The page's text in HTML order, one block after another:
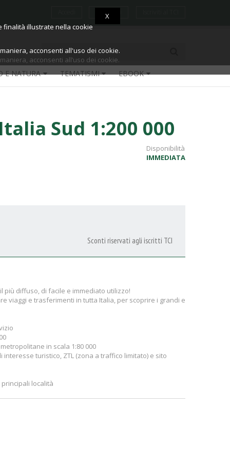
X
finalità illustrate nella cookie
acconsenti all’uso dei cookie.
X
finalità illustrate nella cookie
acconsenti all'uso dei cookie.
Registrati
E NATURA TEMATISMI EBOOK
Sud 1:200 000
Disponibilità
IMMEDIATA
Sconti riservati agli iscritti TCI
più diffuso, di facile e immediato utilizzo!
viaggi e trasferimenti in tutta Italia, per scoprire i grandi e
in scala 1:80 000
turistico, ZTL (zona a traffico limitato) e sito
località